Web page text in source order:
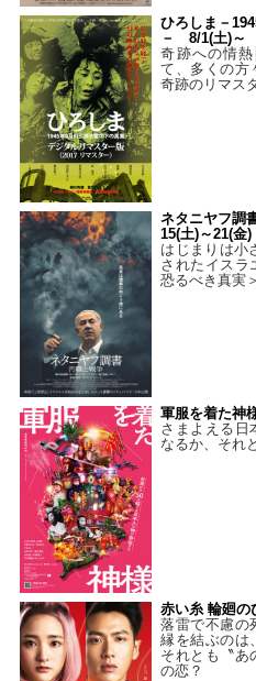
ひろしま－
－ 8/1(土)～
奇跡への情
て、多くの方
奇跡のリマス
ネタニヤフ
15(土)～21(金)
はじまりは小
されたイスラ
恐るべき真実
軍服を着た神
さまよえる日
なるか、それ
赤い糸 輪廻
落雷で不慮の
縁を結ぶのは
それとも〝あ
の恋？